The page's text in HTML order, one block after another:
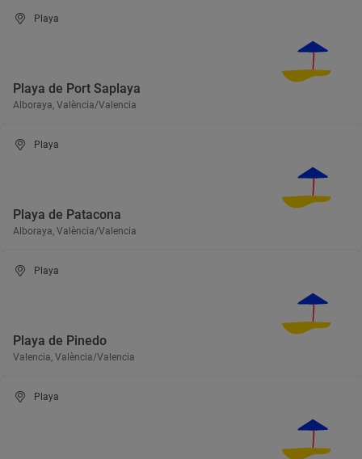
Playa
Playa de Port Saplaya
Alboraya, València/Valencia
Playa
Playa de Patacona
Alboraya, València/Valencia
Playa
Playa de Pinedo
Valencia, València/Valencia
Playa